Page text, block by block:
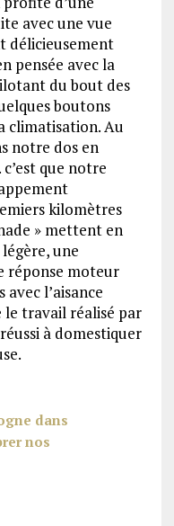
avec une vue
délicieusement
pensée avec la
du bout des
boutons
climatisation. Au
notre dos en
que notre
kilomètres
» mettent en
une
réponse moteur
l’aisance
le travail réalisé par
à domestiquer
dans
nos